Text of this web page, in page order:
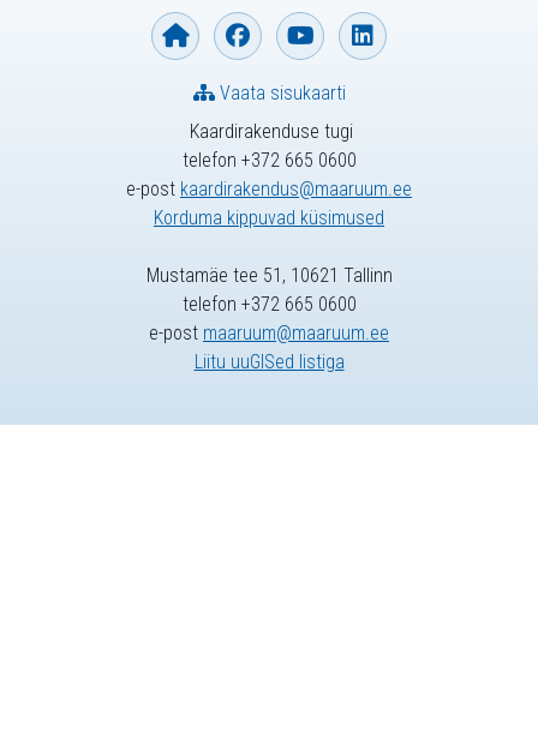
Kaardirakenduse tugi
telefon +372 665 0600
e-post kaardirakendus@maaruum.ee
Korduma kippuvad küsimused
Vaata sisukaarti
Mustamäe tee 51, 10621 Tallinn
telefon +372 665 0600
e-post maaruum@maaruum.ee
Liitu uuGISed listiga